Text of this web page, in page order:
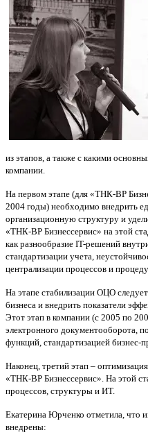
из этапов, а также с какими
компании.
На первом этапе (для «ТНК-ВР
2004 годы) необходимо внедрить
организационную структуру и
«ТНК-ВР Бизнессервис» на этой
как разнообразие IT-решений
стандартизации учета,
централизации процессов и
На этапе стабилизации ОЦО
бизнеса и внедрить показатели
Этот этап в компании (с 2005 по
электронного документооборота,
функций, стандартизацией бизнес-
Наконец, третий этап –
«ТНК-ВР Бизнессервис». На этой
процессов, структуры и ИТ.
Екатерина Юрченко отметила, что
внедрены: